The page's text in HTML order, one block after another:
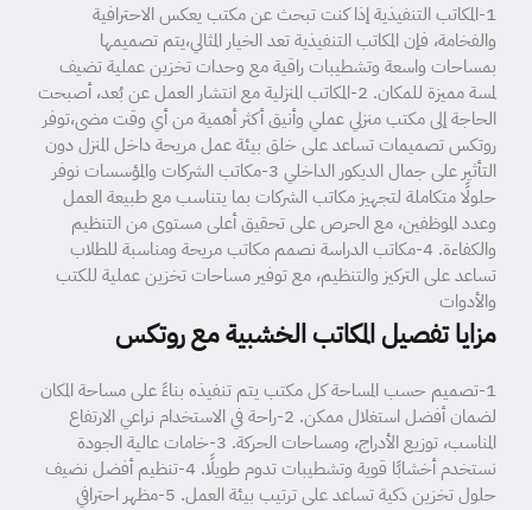
1-المكاتب التنفيذية إذا كنت تبحث عن مكتب يعكس الاحترافية
والفخامة، فإن المكاتب التنفيذية تعد الخيار المثالي،يتم تصميمها
بمساحات واسعة وتشطيبات راقية مع وحدات تخزين عملية تضيف
لمسة مميزة للمكان. 2-المكاتب المنزلية مع انتشار العمل عن بُعد، أصبحت
الحاجة إلى مكتب منزلي عملي وأنيق أكثر أهمية من أي وقت مضى،توفر
روتكس تصميمات تساعد على خلق بيئة عمل مريحة داخل المنزل دون
التأثير على جمال الديكور الداخلي 3-مكاتب الشركات والمؤسسات نوفر
حلولًا متكاملة لتجهيز مكاتب الشركات بما يتناسب مع طبيعة العمل
وعدد الموظفين، مع الحرص على تحقيق أعلى مستوى من التنظيم
والكفاءة. 4-مكاتب الدراسة نصمم مكاتب مريحة ومناسبة للطلاب
تساعد على التركيز والتنظيم، مع توفير مساحات تخزين عملية للكتب
والأدوات
مزايا تفصيل المكاتب الخشبية مع روتكس
1-تصميم حسب المساحة كل مكتب يتم تنفيذه بناءً على مساحة المكان
لضمان أفضل استغلال ممكن. 2-راحة في الاستخدام نراعي الارتفاع
المناسب، توزيع الأدراج، ومساحات الحركة. 3-خامات عالية الجودة
نستخدم أخشابًا قوية وتشطيبات تدوم طويلًا. 4-تنظيم أفضل نضيف
حلول تخزين ذكية تساعد على ترتيب بيئة العمل. 5-مظهر احترافي